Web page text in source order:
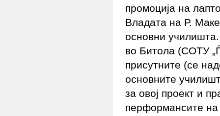
промоција на
Владата на Р.
основни
во Битола (СОТУ
присутните (се
основните
за овој проект и
перформансите на